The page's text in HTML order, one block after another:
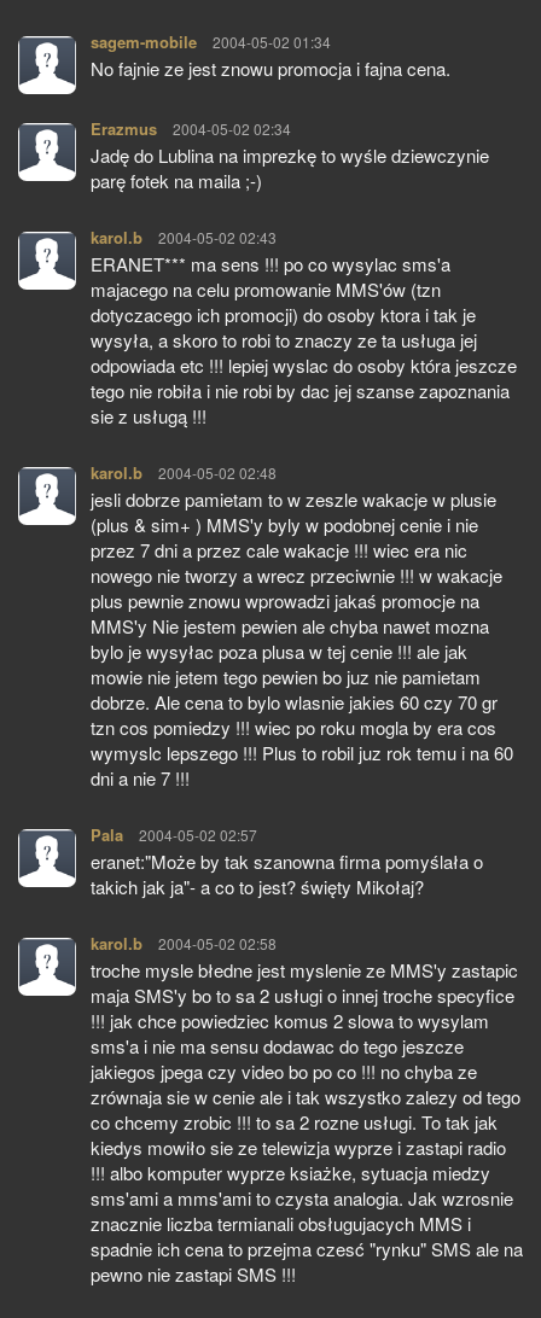
sagem-mobile pisze:
2004-05-02 01:34
No fajnie ze jest znowu promocja i fajna cena.
Erazmus pisze:
2004-05-02 02:34
Jadę do Lublina na imprezkę to wyśle dziewczynie
parę fotek na maila ;-)
karol.b pisze:
2004-05-02 02:43
ERANET*** ma sens !!! po co wysylac sms'a
majacego na celu promowanie MMS'ów (tzn
dotyczacego ich promocji) do osoby ktora i tak je
wysyła, a skoro to robi to znaczy ze ta usługa jej
odpowiada etc !!! lepiej wyslac do osoby która jeszcze
tego nie robiła i nie robi by dac jej szanse zapoznania
sie z usługą !!!
karol.b pisze:
2004-05-02 02:48
jesli dobrze pamietam to w zeszle wakacje w plusie
(plus & sim+ ) MMS'y byly w podobnej cenie i nie
przez 7 dni a przez cale wakacje !!! wiec era nic
nowego nie tworzy a wrecz przeciwnie !!! w wakacje
plus pewnie znowu wprowadzi jakaś promocje na
MMS'y Nie jestem pewien ale chyba nawet mozna
bylo je wysyłac poza plusa w tej cenie !!! ale jak
mowie nie jetem tego pewien bo juz nie pamietam
dobrze. Ale cena to bylo wlasnie jakies 60 czy 70 gr
tzn cos pomiedzy !!! wiec po roku mogla by era cos
wymyslc lepszego !!! Plus to robil juz rok temu i na 60
dni a nie 7 !!!
Pala pisze:
2004-05-02 02:57
eranet:"Może by tak szanowna firma pomyślała o
takich jak ja"- a co to jest? święty Mikołaj?
karol.b pisze:
2004-05-02 02:58
troche mysle błedne jest myslenie ze MMS'y zastapic
maja SMS'y bo to sa 2 usługi o innej troche specyfice
!!! jak chce powiedziec komus 2 slowa to wysylam
sms'a i nie ma sensu dodawac do tego jeszcze
jakiegos jpega czy video bo po co !!! no chyba ze
zrównaja sie w cenie ale i tak wszystko zalezy od tego
co chcemy zrobic !!! to sa 2 rozne usługi. To tak jak
kiedys mowiło sie ze telewizja wyprze i zastapi radio
!!! albo komputer wyprze ksiażke, sytuacja miedzy
sms'ami a mms'ami to czysta analogia. Jak wzrosnie
znacznie liczba termianali obsługujacych MMS i
spadnie ich cena to przejma czesć "rynku" SMS ale na
pewno nie zastapi SMS !!!